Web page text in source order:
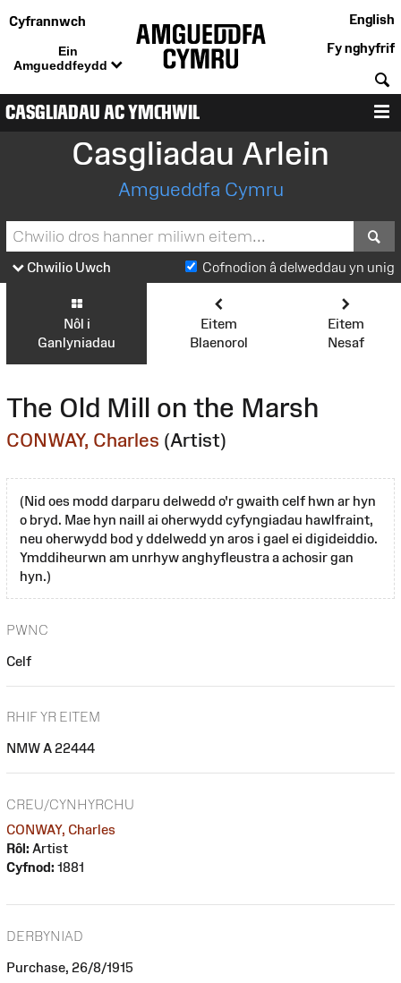
Cyfrannwch
Ein
Amgueddfeydd
English
Fy nghyfrif
CASGLIADAU AC YMCHWIL
Casgliadau Arlein
Amgueddfa Cymru
Chwilio Uwch Cofnodion â delweddau yn unig
Nôl i
Ganlyniadau
Eitem
Blaenorol
Eitem
Nesaf
The Old Mill on the Marsh
CONWAY, Charles (Artist)
(Nid oes modd darparu delwedd o'r gwaith celf hwn ar hyn
o bryd. Mae hyn naill ai oherwydd cyfyngiadau hawlfraint,
neu oherwydd bod y ddelwedd yn aros i gael ei digideiddio.
Ymddiheurwn am unrhyw anghyfleustra a achosir gan
hyn.)
PWNC
Celf
RHIF YR EITEM
NMW A 22444
CREU/CYNHYRCHU
CONWAY, Charles
Rôl: Artist
Cyfnod: 1881
DERBYNIAD
Purchase, 26/8/1915